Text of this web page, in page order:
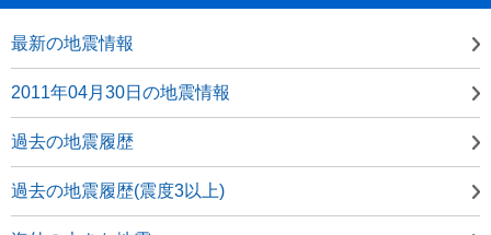
最新の地震情報
2011年04月30日の地震情報
過去の地震履歴
過去の地震履歴(震度3以上)